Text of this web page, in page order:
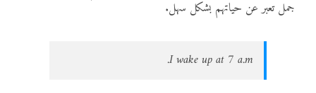
جمل تعبر عن حياتهم بشكل سهل.
I wake up at 7 a.m.